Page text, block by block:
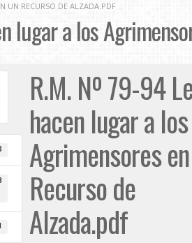
UN RECURSO DE ALZADA.PDF
lugar a los
R.M. Nº 79-94
hacen lugar a los
Agrimensores
Recurso de
Alzada.pdf